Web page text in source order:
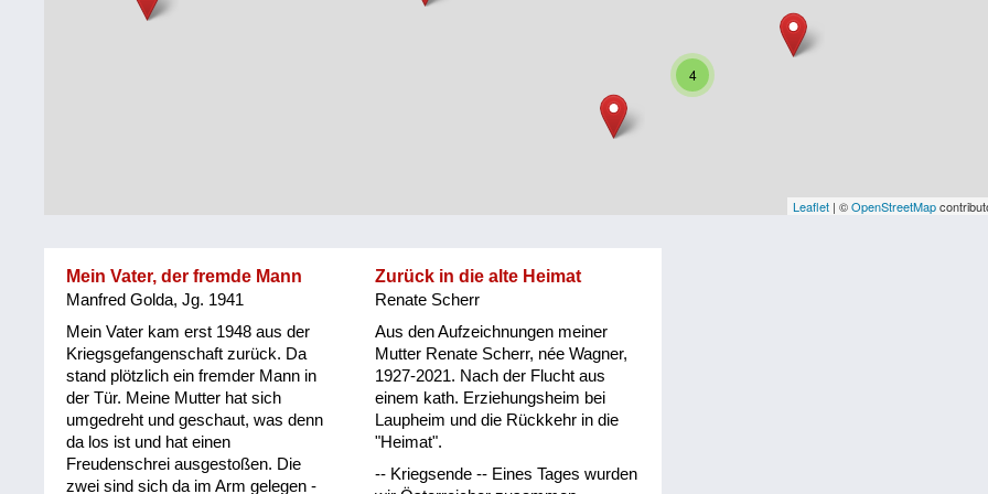
Staatsvertrag
Wohnen
sonstiges
4
Leaflet | ©OpenStreetMap
Mein Vater, der fremde Mann
Manfred Golda, Jg. 1941
Mein Vater kam erst 1948 aus der
Kriegsgefangenschaft zurück. Da
stand plötzlich ein fremder Mann in
der Tür. Meine Mutter hat sich
umgedreht und geschaut, was denn
da los ist und hat einen
Freudenschrei ausgestoßen. Die
zwei sind sich da im Arm gelegen -
Zurück in die alte Heimat
Renate Scherr
Aus den Aufzeichnungen meiner
Mutter Renate Scherr, née Wagner,
1927-2021. Nach der Flucht aus
einem kath. Erziehungsheim bei
Laupheim und die Rückkehr in die
"Heimat".
-- Kriegsende -- Eines Tages wurden